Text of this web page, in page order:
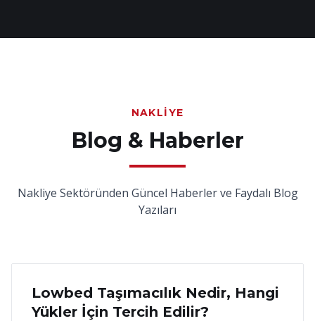
NAKLIYE
Blog & Haberler
Nakliye Sektöründen Güncel Haberler ve Faydalı Blog
Yazıları
18 Haziran 2026
Lowbed Taşımacılık Nedir, Hangi
Yükler İçin Tercih Edilir?